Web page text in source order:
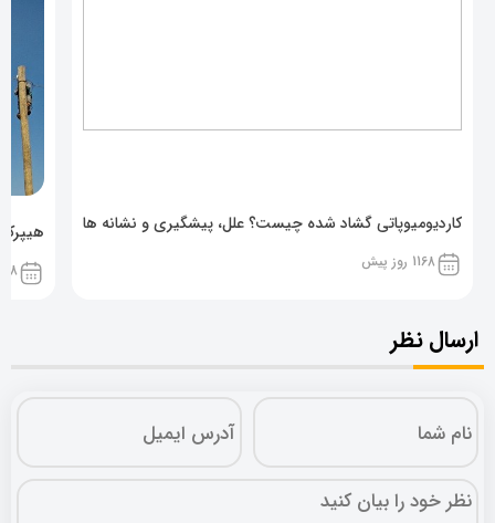
کاردیومیوپاتی گشاد شده چیست؟ علل، پیشگیری و نشانه ها
1168 روز پیش 1168
ارسال نظر